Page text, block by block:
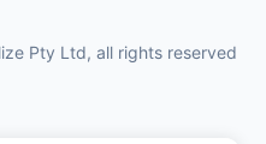
Pty Ltd, all rights reserved.